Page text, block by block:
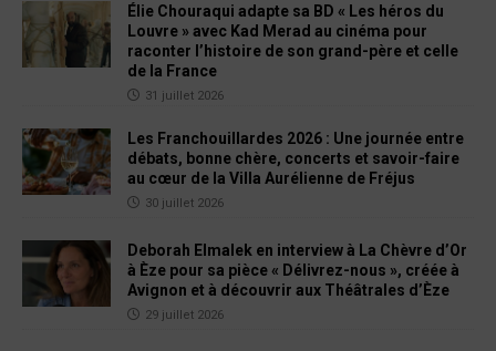
Élie Chouraqui adapte sa BD « Les héros du
Louvre » avec Kad Merad au cinéma pour
raconter l’histoire de son grand-père et celle
de la France
31 juillet 2026
Les Franchouillardes 2026 : Une journée entre
débats, bonne chère, concerts et savoir-faire
au cœur de la Villa Aurélienne de Fréjus
30 juillet 2026
Deborah Elmalek en interview à La Chèvre d’Or
à Èze pour sa pièce « Délivrez-nous », créée à
Avignon et à découvrir aux Théâtrales d’Èze
29 juillet 2026